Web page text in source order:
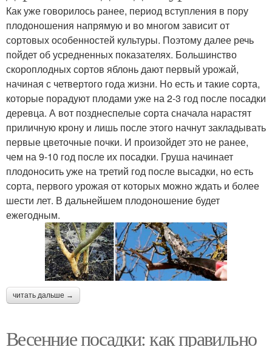
Как уже говорилось ранее, период вступления в пору
плодоношения напрямую и во многом зависит от
сортовых особенностей культуры. Поэтому далее речь
пойдет об усредненных показателях. Большинство
скороплодных сортов яблонь дают первый урожай,
начиная с четвертого года жизни. Но есть и такие сорта,
которые порадуют плодами уже на 2-3 год после посадки
деревца. А вот позднеспелые сорта сначала нарастят
приличную крону и лишь после этого начнут закладывать
первые цветочные почки. И произойдет это не ранее,
чем на 9-10 год после их посадки. Груша начинает
плодоносить уже на третий год после высадки, но есть
сорта, первого урожая от которых можно ждать и более
шести лет. В дальнейшем плодоношение будет
ежегодным.
читать дальше →
Весенние посадки: как правильно